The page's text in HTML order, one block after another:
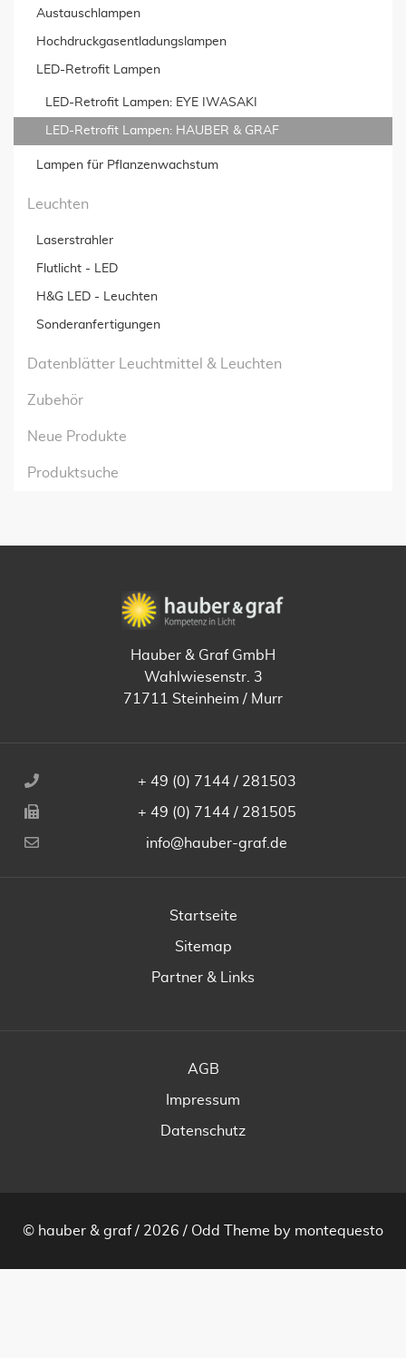
Austauschlampen
Hochdruckgas­entladungslampen
LED-Retrofit Lampen
LED-Retrofit Lampen: EYE IWASAKI
LED-Retrofit Lampen: HAUBER & GRAF
Lampen für Pflanzenwachstum
Leuchten
Laserstrahler
Flutlicht - LED
H&G LED - Leuchten
Sonderanfertigungen
Datenblätter Leuchtmittel & Leuchten
Zubehör
Neue Produkte
Produktsuche
Hauber & Graf GmbH
Wahlwiesenstr. 3
71711 Steinheim / Murr
+ 49 (0) 7144 / 281503
+ 49 (0) 7144 / 281505
info@hauber-graf.de
Startseite
Sitemap
Partner & Links
AGB
Impressum
Datenschutz
© hauber & graf / 2026 / Odd Theme by montequesto